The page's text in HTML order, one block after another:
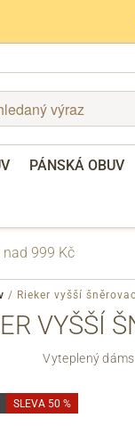
PÁNSKÁ OBUV
nad 999 Kč
/ Rieker vyšší
VYŠŠÍ
Vyteplený
SLEVA 50 %